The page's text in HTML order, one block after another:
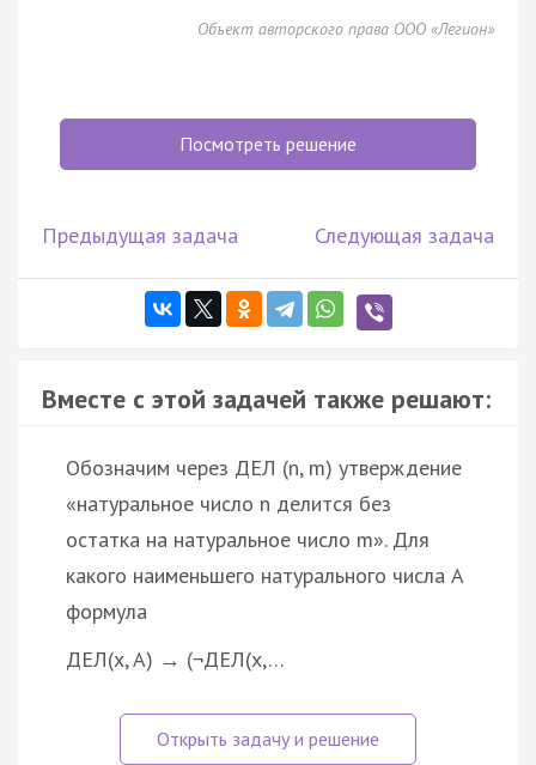
Объект авторского права ООО «Легион»
Посмотреть решение
Предыдущая задача Следующая задача
Вместе с этой задачей также решают:
Обозначим через ДЕЛ (n, m) утверждение
«натуральное число n делится без
остатка на натуральное число m». Для
какого наименьшего натурального числа A
формула
ДЕЛ(x, A) → (¬ДЕЛ(x,…